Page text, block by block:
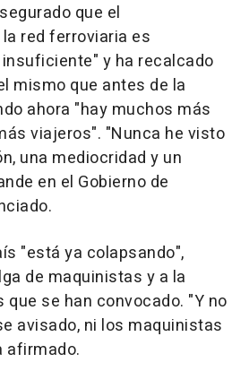
que el
red ferroviaria es
y ha recalcado
mismo que antes de la
ahora "hay muchos más
viajeros". "Nunca he visto
una mediocridad y un
en el Gobierno de
"está ya colapsando",
de maquinistas y a la
que se han convocado. "Y no
avisado, ni los maquinistas
afirmado.